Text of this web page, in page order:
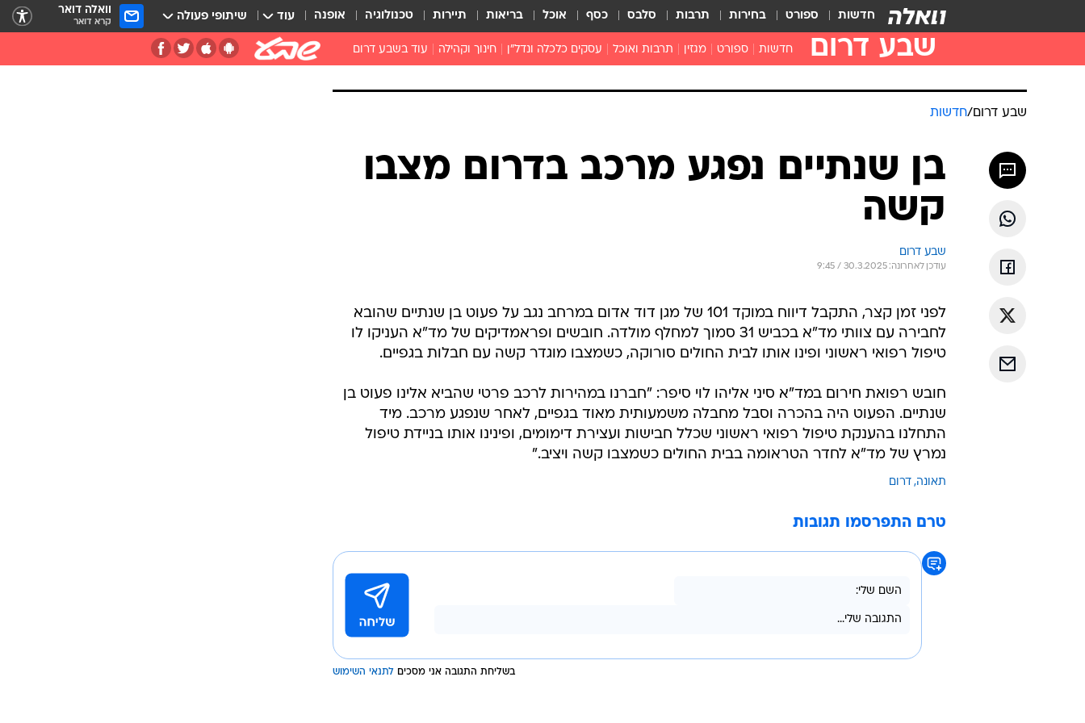
חדשות ספורט בחירות תרבות סלבס כסף אוכל בריאות תיירות טכנולוגיה אופנה עוד שיתופי פעולה וואלה דואר
קרא דואר
שבע דרום חדשות ספורט מגזין תרבות ואוכל עסקים כלכלה ונדל"ן חינוך וקהילה עוד בשבע דרום
שבע דרום/חדשות
בן שנתיים נפגע מרכב בדרום מצבו
קשה
שבע דרום
עודכן לאחרונה: 30.3.2025 / 9:45
לפני זמן קצר, התקבל דיווח במוקד 101 של מגן דוד אדום במרחב נגב על פעוט בן שנתיים שהובא
לחבירה עם צוותי מד"א בכביש 31 סמוך למחלף מולדה. חובשים ופראמדיקים של מד"א העניקו לו
טיפול רפואי ראשוני ופינו אותו לבית החולים סורוקה, כשמצבו מוגדר קשה עם חבלות בגפיים.
חובש רפואת חירום במד"א סיני אליהו לוי סיפר: "חברנו במהירות לרכב פרטי שהביא אלינו פעוט בן
שנתיים. הפעוט היה בהכרה וסבל מחבלה משמעותית מאוד בגפיים, לאחר שנפגע מרכב. מיד
התחלנו בהענקת טיפול רפואי ראשוני שכלל חבישות ועצירת דימומים, ופינינו אותו בניידת טיפול
נמרץ של מד"א לחדר הטראומה בבית החולים כשמצבו קשה ויציב."
תאונה דרום
טרם התפרסמו תגובות
בשליחת התגובה אני מסכים לתנאי השימוש